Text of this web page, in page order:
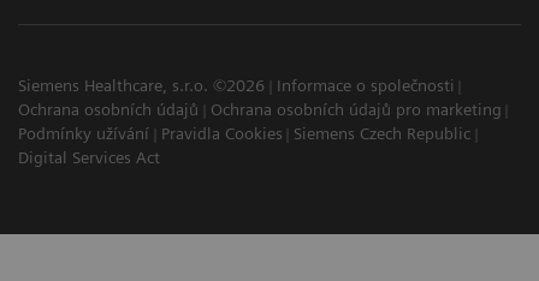
Siemens Healthcare, s.r.o. ©2026
Informace o společnosti
Ochrana osobních údajů
Ochrana osobních údajů pro marketing
Podmínky užívání
Pravidla Cookies
Siemens Czech Republic
Digital Services Act